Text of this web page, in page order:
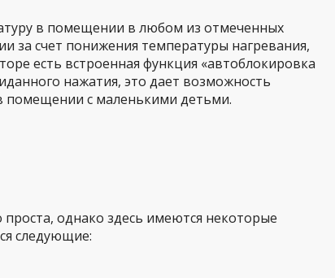
в помещении в любом из отмеченных
за счет понижения температуры нагревания,
есть встроенная функция «автоблокировка
нажатия, это дает возможность
помещении с маленькими детьми.
однако здесь имеются некоторые
следующие: